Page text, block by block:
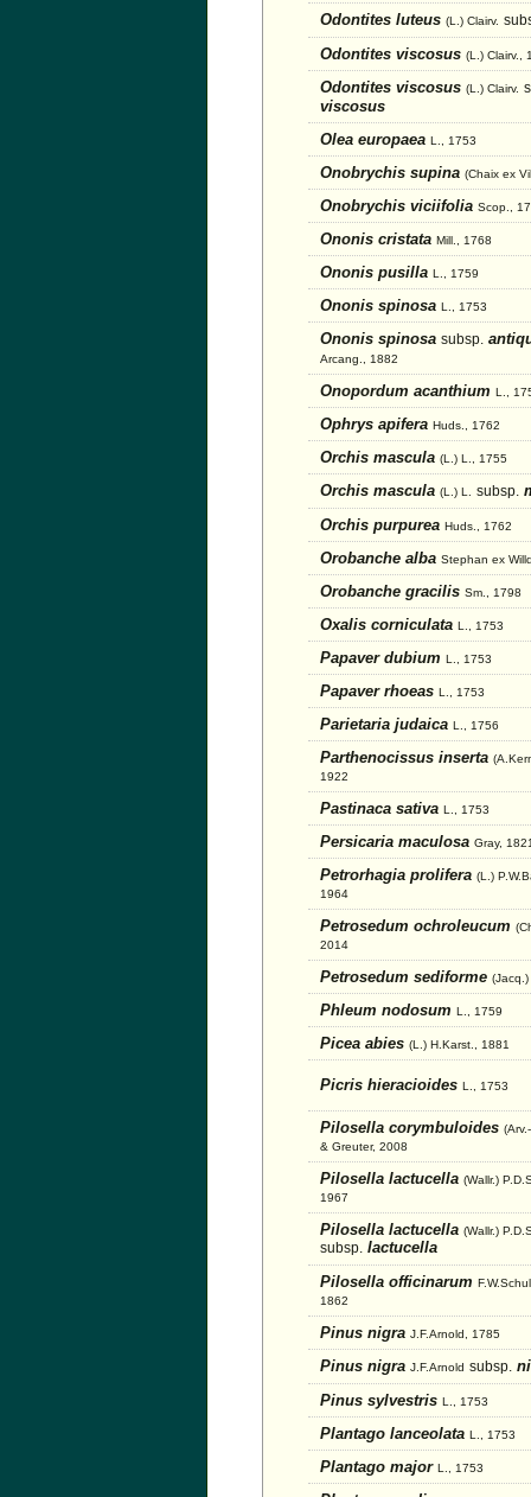
Odontites luteus (L.) Clairv.
Odontites viscosus (L.) Clairv.,
Odontites viscosus (L.) Clairv.
viscosus
Olea europaea L., 1753
Onobrychis supina (Chaix ex
Onobrychis viciifolia Scop.,
Ononis cristata Mill., 1768
Ononis pusilla L., 1759
Ononis spinosa L., 1753
Ononis spinosa subsp.
Arcang., 1882
Onopordum acanthium L.,
Ophrys apifera Huds., 1762
Orchis mascula (L.) L., 1755
Orchis mascula (L.) L. subsp.
Orchis purpurea Huds., 1762
Orobanche alba Stephan ex
Orobanche gracilis Sm., 1798
Oxalis corniculata L., 1753
Papaver dubium L., 1753
Papaver rhoeas L., 1753
Parietaria judaica L., 1756
Parthenocissus inserta
1922
Pastinaca sativa L., 1753
Persicaria maculosa Gray,
Petrorhagia prolifera (L.)
1964
Petrosedum ochroleucum
2014
Petrosedum sediforme
Phleum nodosum L., 1759
Picea abies (L.) H.Karst., 1881
Picris hieracioides L., 1753
Pilosella corymbuloides
& Greuter, 2008
Pilosella lactucella (Wallr.)
1967
Pilosella lactucella (Wallr.)
subsp.lactucella
Pilosella officinarum
1862
Pinus nigra J.F.Arnold, 1785
Pinus nigra J.F.Arnold subsp.
Pinus sylvestris L., 1753
Plantago lanceolata L., 1753
Plantago major L., 1753